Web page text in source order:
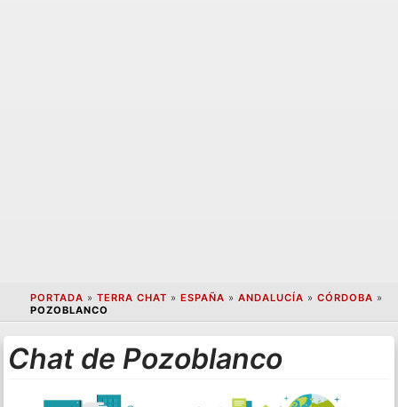
PORTADA » TERRA CHAT » ESPAÑA » ANDALUCÍA » CÓRDOBA »
POZOBLANCO
Chat de Pozoblanco